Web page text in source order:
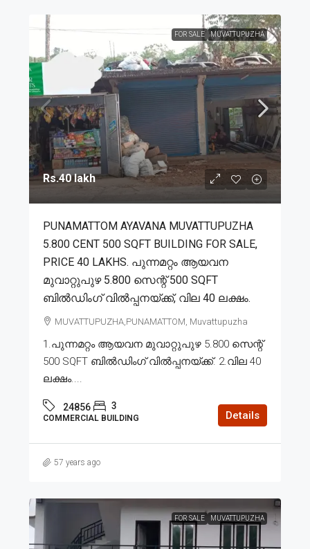
FOR SALE MUVATTUPUZHA
Rs.40 lakh
PUNAMATTOM AYAVANA MUVATTUPUZHA
5.800 CENT 500 SQFT BUILDING FOR SALE,
PRICE 40 LAKHS. പുന്നമറ്റം ആയവന
മുവാറ്റുപുഴ 5.800 സെന്റ് 500 SQFT
ബിൽഡിംഗ്‌ വിൽപ്പനയ്ക്ക്, വില 40 ലക്ഷം.
MUVATTUPUZHA,PUNAMATTOM, Muvattupuzha
1.പുന്നമറ്റം ആയവന മുവാറ്റുപുഴ 5.800 സെന്റ്
500 SQFT ബിൽഡിംഗ്‌ വിൽപ്പനയ്ക്ക്. 2.വില 40
ലക്ഷം....
24856 3
COMMERCIAL BUILDING Details
57 years ago
FOR SALE MUVATTUPUZHA